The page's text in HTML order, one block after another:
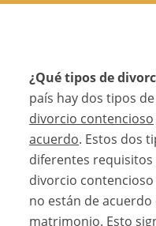
¿Qué tipos de
país hay dos tipos
divorcio contencioso
acuerdo. Estos dos
diferentes requisitos
divorcio contencioso
no están de
matrimonio. Esto